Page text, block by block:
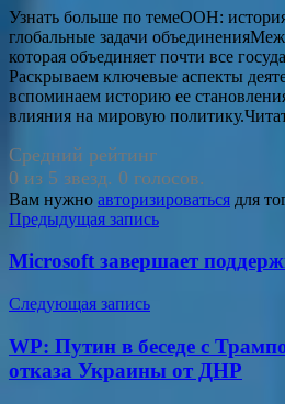
Узнать больше по темеООН:
глобальные задачи
которая объединяет почти все
Раскрываем ключевые аспекты
вспоминаем историю ее
влияния на мировую
Средний рейтинг
0 из 5 звезд. 0 голосов.
Вам нужно авторизироваться для
Навигация
по
Предыдущая запись
Microsoft завершает
Следующая запись
WP: Путин в беседе с
отказа Украины от ДНР